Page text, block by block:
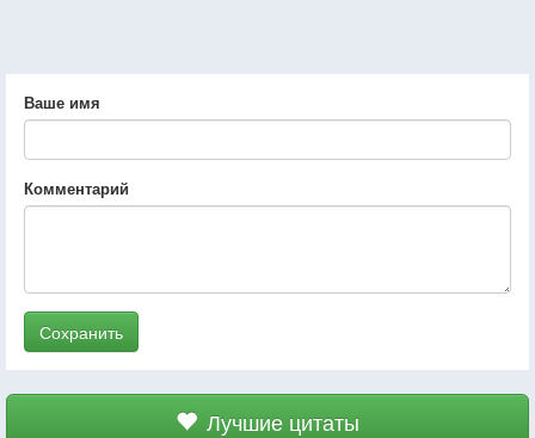
Ваше имя
Комментарий
Сохранить
Лучшие цитаты